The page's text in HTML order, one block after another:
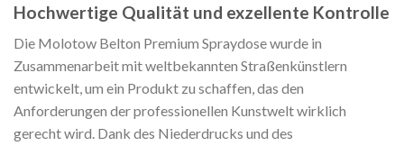
Hochwertige Qualität und exzellente Kontrolle
Die Molotow Belton Premium Spraydose wurde in
Zusammenarbeit mit weltbekannten Straßenkünstlern
entwickelt, um ein Produkt zu schaffen, das den
Anforderungen der professionellen Kunstwelt wirklich
gerecht wird. Dank des Niederdrucks und des